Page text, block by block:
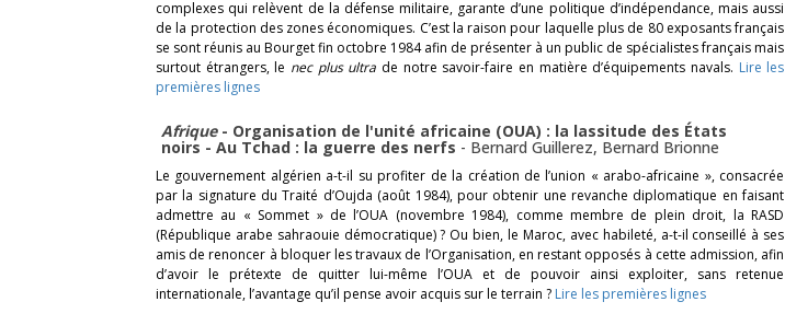
complexes qui relèvent de la défense militaire, garante d’une politique d’indépendance, mais aussi
de la protection des zones économiques. C’est la raison pour laquelle plus de 80 exposants français
se sont réunis au Bourget fin octobre 1984 afin de présenter à un public de spécialistes français mais
surtout étrangers, le nec plus ultra de notre savoir-faire en matière d’équipements navals. Lire les
premières lignes
Afrique - Organisation de l'unité africaine (OUA) : la lassitude des États
noirs - Au Tchad : la guerre des nerfs - Bernard Guillerez, Bernard Brionne
Le gouvernement algérien a-t-il su profiter de la création de l’union « arabo-africaine », consacrée
par la signature du Traité d’Oujda (août 1984), pour obtenir une revanche diplomatique en faisant
admettre au « Sommet » de l’OUA (novembre 1984), comme membre de plein droit, la RASD
(République arabe sahraouie démocratique) ? Ou bien, le Maroc, avec habileté, a-t-il conseillé à ses
amis de renoncer à bloquer les travaux de l’Organisation, en restant opposés à cette admission, afin
d’avoir le prétexte de quitter lui-même l’OUA et de pouvoir ainsi exploiter, sans retenue
internationale, l’avantage qu’il pense avoir acquis sur le terrain ? Lire les premières lignes